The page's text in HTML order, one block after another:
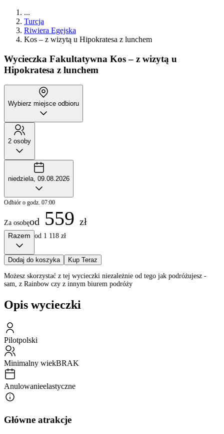
...
Turcja
Riwiera Egejska
Kos – z wizytą u Hipokratesa z lunchem
Wycieczka Fakultatywna Kos – z wizytą u
Hipokratesa z lunchem
Wybierz miejsce odbioru
2 osoby
niedziela, 09.08.2026
Odbiór o godz. 07:00
Za osobęod 559 zł
Razem od 1 118 zł
Dodaj do koszyka Kup Teraz
Możesz skorzystać z tej wycieczki niezależnie od tego jak podróżujesz -
sam, z Rainbow czy z innym biurem podróży
Opis wycieczki
Pilotpolski
Minimalny wiekBRAK
Anulowanieelastyczne
Główne atrakcje